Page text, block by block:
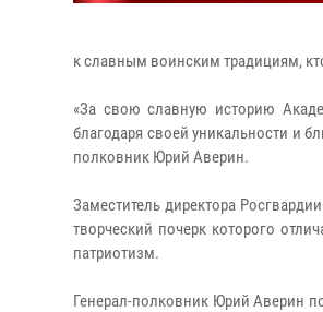
к славным воинским традициям,
«За свою славную историю
благодаря своей уникальности и
полковник Юрий Аверин.
Заместитель директора
творческий почерк которого
патриотизм.
Генерал-полковник Юрий Аверин